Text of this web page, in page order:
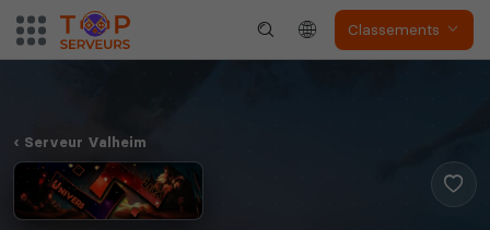
Classements
Serveur Valheim